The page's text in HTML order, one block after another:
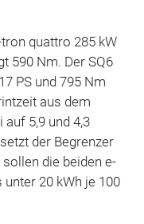
quattro 285 kW
590 Nm. Der SQ6
PS und 795 Nm
aus dem
5,9 und 4,3
der Begrenzer
die beiden e-
20 kWh je 100